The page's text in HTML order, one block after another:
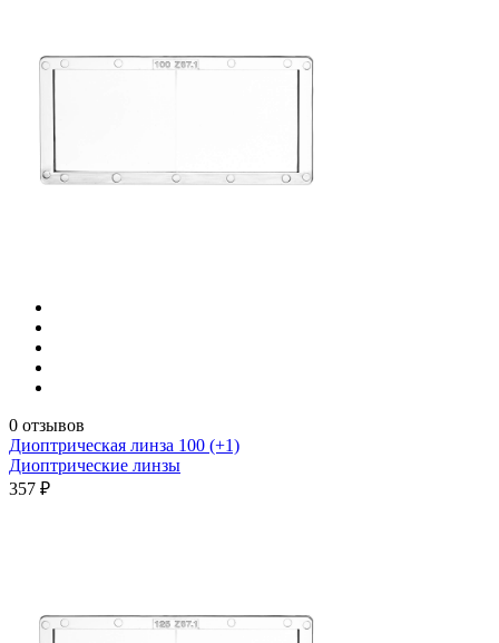
0 отзывов
Диоптрическая линза 100 (+1)
Диоптрические линзы
357 ₽